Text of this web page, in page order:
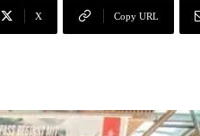
X Copy URL